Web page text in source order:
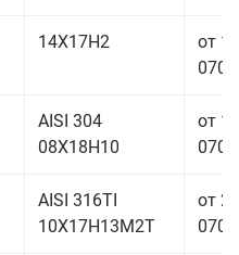
14Х17Н2
от
AISI 304
08Х18Н10
от
AISI 316TI
10Х17Н13М2Т
от